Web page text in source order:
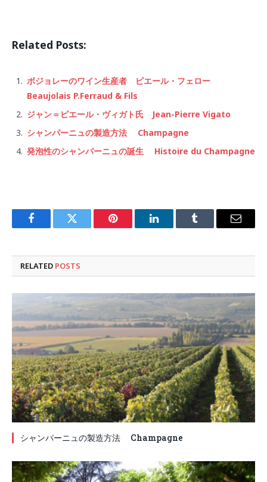
Related Posts:
ボジョレーのワイン生産者 ピエール・フェロー
Beaujolais P.Ferraud & Fils
ジャン＝ピエール・ヴィガト氏 Jean-Pierre Vigato
シャンパーニュの製造方法 Champagne
発泡性のシャンパーニュの誕生 Histoire du Champagne
FacebookTwitter Pinterest LinkedInTumblr Email
RELATED POSTS
シャンパーニュの製造方法 Champagne